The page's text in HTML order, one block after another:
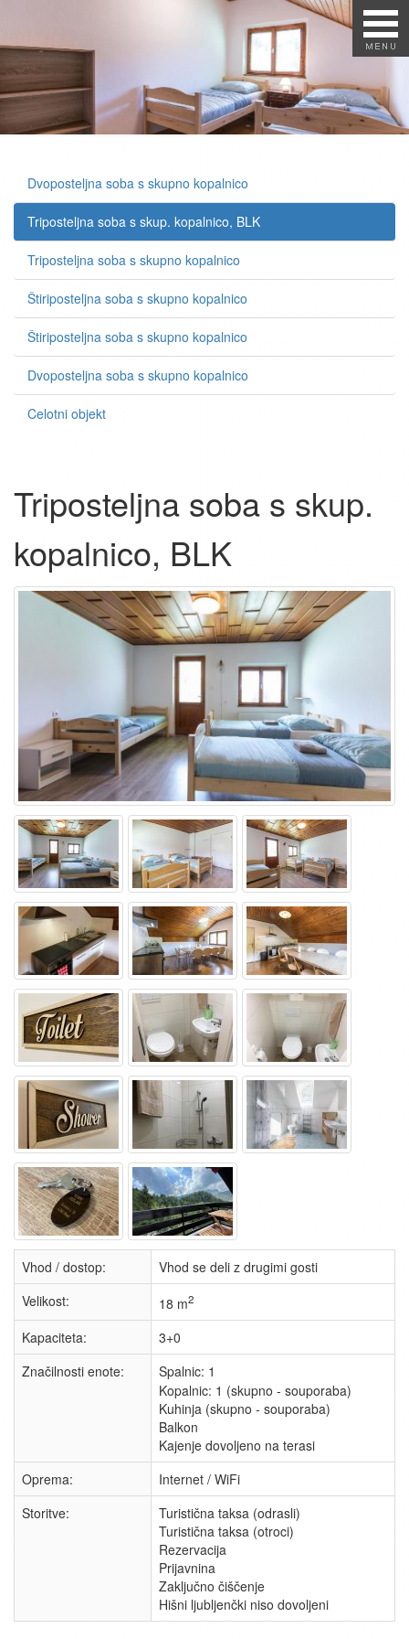
Dvoposteljna soba s skupno kopalnico
Triposteljna soba s skup. kopalnico, BLK
Triposteljna soba s skupno kopalnico
Štiriposteljna soba s skupno kopalnico
Štiriposteljna soba s skupno kopalnico
Dvoposteljna soba s skupno kopalnico
Celotni objekt
Triposteljna soba s skup.
kopalnico, BLK
Vhod / dostop:
Vhod se deli z drugimi gosti
Velikost:
18 m2
Kapaciteta:
3+0
Značilnosti enote:
Spalnic: 1
Kopalnic: 1 (skupno - souporaba)
Kuhinja (skupno - souporaba)
Balkon
Kajenje dovoljeno na terasi
Oprema:
Internet / WiFi
Storitve:
Turistična taksa (odrasli)
Turistična taksa (otroci)
Rezervacija
Prijavnina
Zaključno čiščenje
Hišni ljubljenčki niso dovoljeni